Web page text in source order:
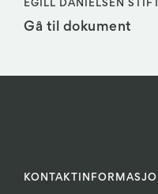
EGILL DANIELSEN
Gå til dokument